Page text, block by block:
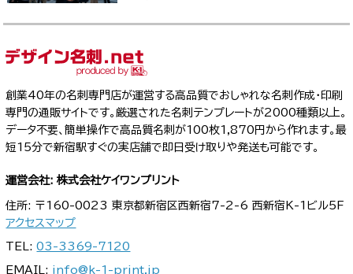
創業40年の名刺専門店が運営する高品質でおしゃれな名刺作成・印刷
専門の通販サイトです。厳選された名刺テンプレートが2000種類以上。
データ不要、簡単操作で高品質名刺が100枚1,870円から作れます。最
短15分で新宿駅すぐの実店舗で即日受け取りや発送も可能です。
運営会社: 株式会社ケイワンプリント
住所: 〒160-0023 東京都新宿区西新宿7-2-6 西新宿K-1ビル5F
アクセスマップ
TEL:03-3369-7120
EMAIL: info@k-1-print.jp